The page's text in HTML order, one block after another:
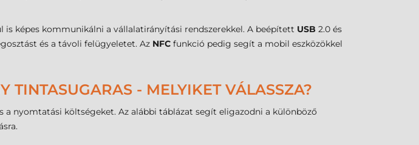
képes kommunikálni a vállalatirányítási rendszerekkel. A beépített USB 2.0 és
és a távoli felügyeletet. Az NFC funkció pedig segít a mobil eszközökkel
TINTASUGARAS - MELYIKET VÁLASSZA?
nyomtatási költségeket. Az alábbi táblázat segít eligazodni a különböző